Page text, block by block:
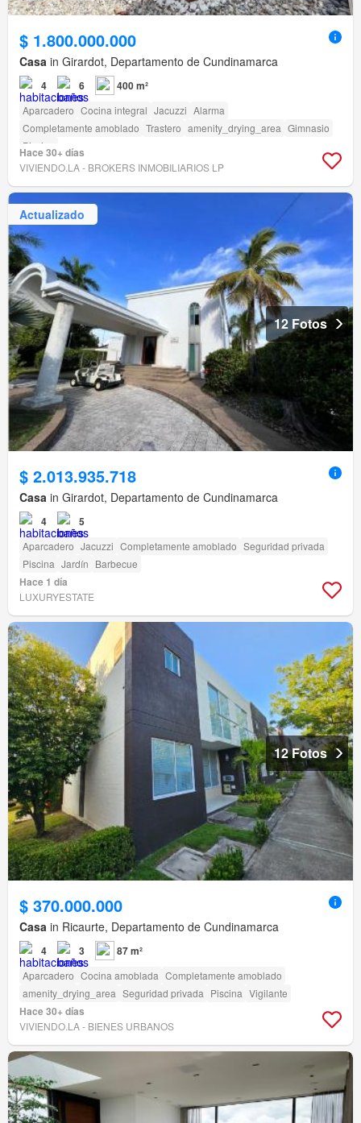
$ 1.800.000.000
Casa in Girardot, Departamento de Cundinamarca
4 6 400 m²
Aparcadero Cocina integral Jacuzzi Alarma
Completamente amoblado Trastero amenity_drying_area Gimnasio
Piscina
Hace 30+ días
VIVIENDO.LA - BROKERS INMOBILIARIOS LP
Actualizado
12 Fotos
$ 2.013.935.718
Casa in Girardot, Departamento de Cundinamarca
4 5
Aparcadero Jacuzzi Completamente amoblado Seguridad privada
Piscina Jardín Barbecue
Hace 1 día
LUXURYESTATE
12 Fotos
$ 370.000.000
Casa in Ricaurte, Departamento de Cundinamarca
4 3 87 m²
Aparcadero Cocina amoblada Completamente amoblado
amenity_drying_area Seguridad privada Piscina Vigilante
Hace 30+ días
VIVIENDO.LA - BIENES URBANOS